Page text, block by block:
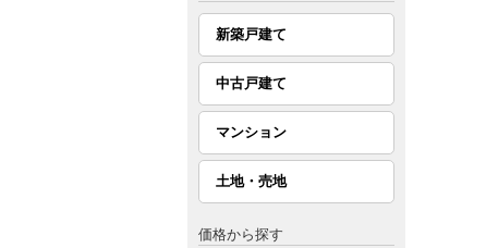
新築戸建て
中古戸建て
マンション
土地・売地
価格から探す